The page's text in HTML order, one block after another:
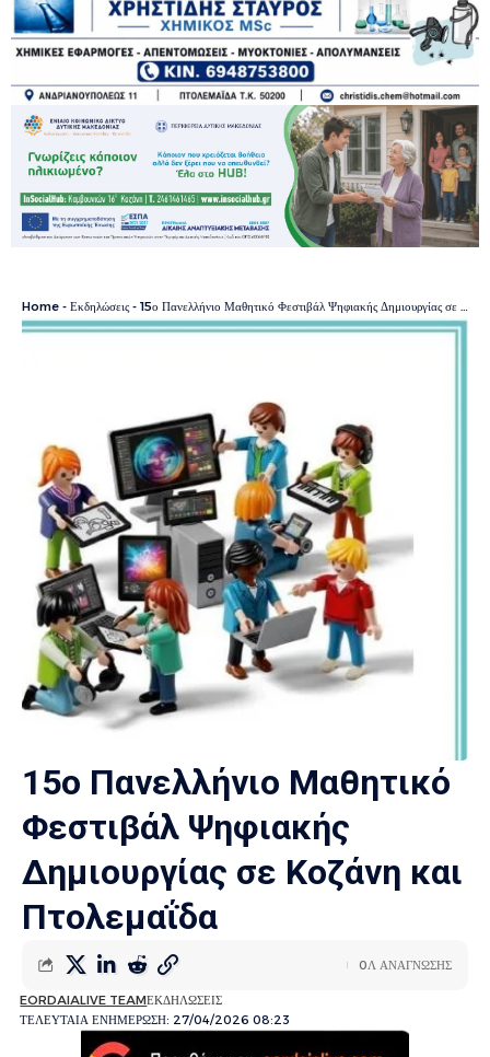
Home - Εκδηλώσεις - 15ο Πανελλήνιο Μαθητικό Φεστιβάλ Ψηφιακής Δημιουργίας σε Κοζάνη και Πτολεμαΐδα
15ο Πανελλήνιο Μαθητικό
Φεστιβάλ Ψηφιακής
Δημιουργίας σε Κοζάνη και
Πτολεμαΐδα
ΤΕΛΕΥΤΑΙΑ ΕΝΗΜΕΡΩΣΗ: 27/04/2026 08:23
EORDAIALIVE TEAMΕΚΔΗΛΩΣΕΙΣ
0Λ ΑΝΑΓΝΩΣΗΣ